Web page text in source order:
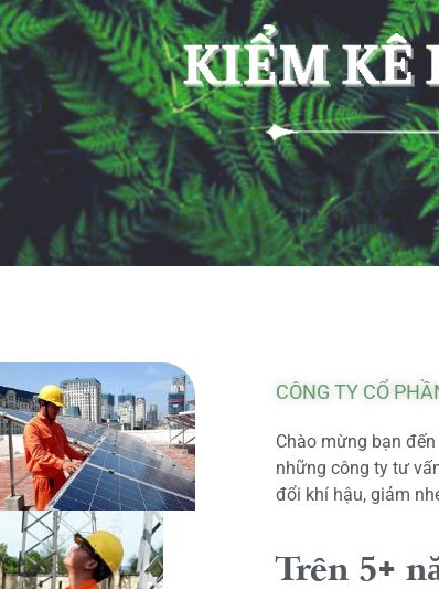
CÔNG TY CỔ
Chào mừng bạn
những công ty tư
đổi khí hậu, giảm
Trên 5+